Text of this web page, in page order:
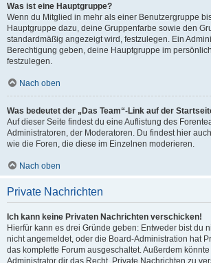
Was ist eine Hauptgruppe?
Wenn du Mitglied in mehr als einer Benutzergruppe
Hauptgruppe dazu, deine Gruppenfarbe sowie den
standardmäßig angezeigt wird, festzulegen. Ein
Berechtigung geben, deine Hauptgruppe im
festzulegen.
Nach oben
Was bedeutet der „Das Team“-Link auf der
Auf dieser Seite findest du eine Auflistung des
Administratoren, der Moderatoren. Du findest hier
wie die Foren, die diese im Einzelnen moderieren.
Nach oben
Private Nachrichten
Ich kann keine Privaten Nachrichten verschicken!
Hierfür kann es drei Gründe geben: Entweder bist du
nicht angemeldet, oder die Board-Administration hat
das komplette Forum ausgeschaltet. Außerdem
Administrator dir das Recht, Private Nachrichten zu